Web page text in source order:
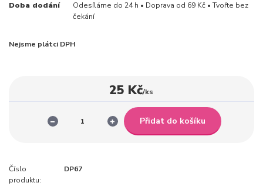
Doba dodání
Odesíláme do 24 h • Doprava od 69 Kč • Tvořte bez
čekání
Nejsme plátci DPH
25 Kč/ks
Přidat do košíku
Číslo
produktu:
DP67